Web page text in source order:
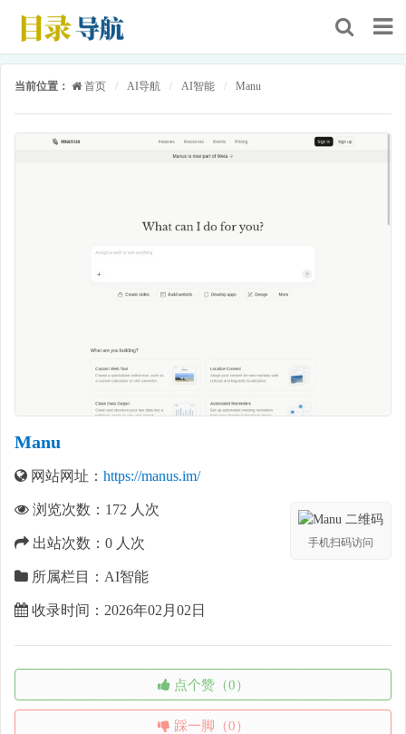
当前位置： 首页 / AI导航 / AI智能 / Manu
Manu
网站网址： https://manus.im/
手机扫码访问
浏览次数： 172 人次
出站次数： 0 人次
所属栏目：AI智能
收录时间：2026年02月02日
点个赞（0）
踩一脚（0）